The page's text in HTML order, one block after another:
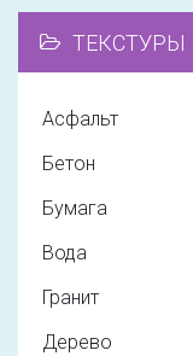
ТЕКСТУРЫ
Асфальт
Бетон
Бумага
Вода
Гранит
Дерево